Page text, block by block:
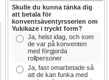
Skulle du kunna tänka dig
att betala för
konventsäventyrsserien om
Yukikaze i tryckt form?
Ja, helst idag, och som
de var på konventen
med förgjorda
rollpersoner
Ja, fast omarbetade så
att de kan funka med